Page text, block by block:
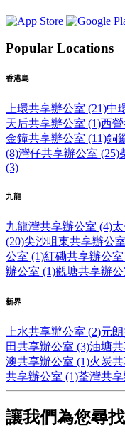
Popular Locations
香港島
上環共享辦公室 (21)中
天后共享辦公室 (1)西
金鐘共享辦公室 (11)銅
(8)灣仔共享辦公室 (25)
(3)
九龍
九龍灣共享辦公室 (4)
(20)尖沙咀東共享辦公
公室 (1)紅磡共享辦公室
辦公室 (1)觀塘共享辦公
新界
上水共享辦公室 (2)元
田共享辦公室 (3)油塘
澳共享辦公室 (1)火炭
共享辦公室 (1)荃灣共
讓我們為您尋